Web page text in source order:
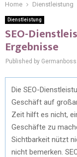
Home Dienstleistung
Dienstleistung
SEO-
Ergebnisse
Published by
Die SEO-
Geschäft auf
Zeit hilft es nicht,
Geschäfte zu
Sichtbarkeit nützt
nicht bemerken.